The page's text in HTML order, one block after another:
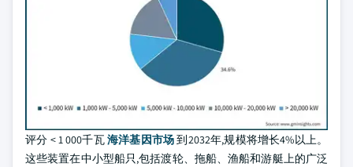
评分 < 1 000千瓦海洋基因市场到2032年,规模将增长4%以上。
这些装置在中小型船只,包括渡轮、拖船、渔船和游艇上的广泛